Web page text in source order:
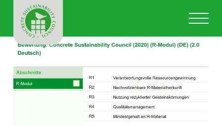
CONCRETE
COUNCIL